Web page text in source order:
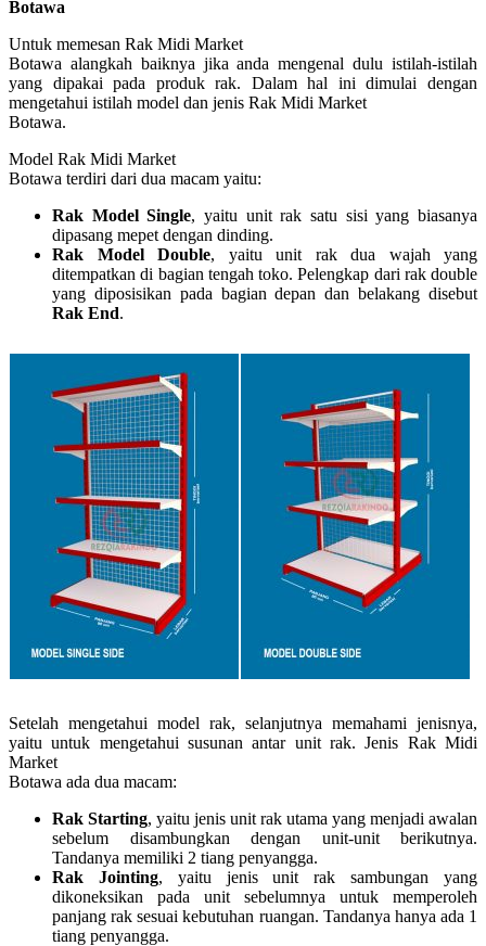
Botawa
Untuk memesan Rak Midi Market
Botawa alangkah baiknya jika anda mengenal dulu istilah-istilah
yang dipakai pada produk rak. Dalam hal ini dimulai dengan
mengetahui istilah model dan jenis Rak Midi Market
Botawa.
Model Rak Midi Market
Botawa terdiri dari dua macam yaitu:
Rak Model Single, yaitu unit rak satu sisi yang biasanya
dipasang mepet dengan dinding.
Rak Model Double, yaitu unit rak dua wajah yang
ditempatkan di bagian tengah toko. Pelengkap dari rak double
yang diposisikan pada bagian depan dan belakang disebut
Rak End.
Setelah mengetahui model rak, selanjutnya memahami jenisnya,
yaitu untuk mengetahui susunan antar unit rak. Jenis Rak Midi
Market
Botawa ada dua macam:
Rak Starting, yaitu jenis unit rak utama yang menjadi awalan
sebelum disambungkan dengan unit-unit berikutnya.
Tandanya memiliki 2 tiang penyangga.
Rak Jointing, yaitu jenis unit rak sambungan yang
dikoneksikan pada unit sebelumnya untuk memperoleh
panjang rak sesuai kebutuhan ruangan. Tandanya hanya ada 1
tiang penyangga.